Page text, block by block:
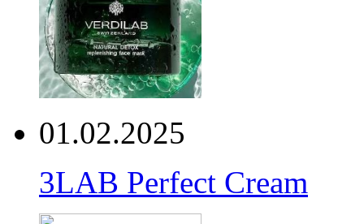
01.02.2025
3LAB Perfect Cream